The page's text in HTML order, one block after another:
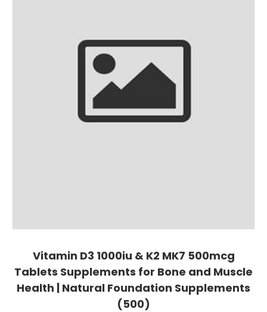
Vitamin D3 1000iu & K2 MK7 500mcg
Tablets Supplements for Bone and Muscle
Health | Natural Foundation Supplements
(500)